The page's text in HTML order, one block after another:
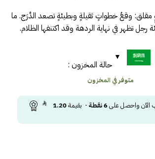
مقلق: وقعُ خطواتٍ ثقيلةٍ وبطيئةٍ تصعد الدَّرَج. ما
رجل تظهر في نهاية الردهة وقد اكتنفها الظلام.
حالة المخزون :
متوفر في المخزون
الآن واحصل على6نقطة- بقيمة1.20